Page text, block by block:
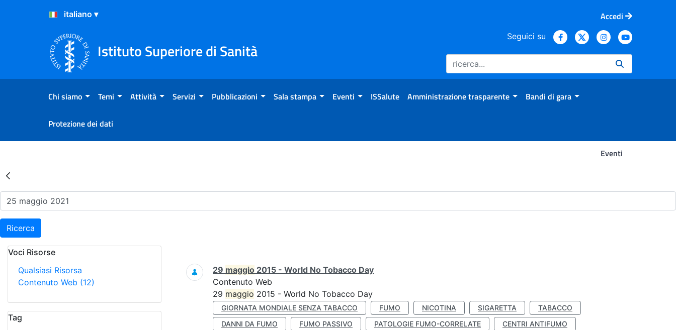
Salta al Contenuto
Salta al Footer
Accedi
Istituto Superiore di Sanità
Seguici su
Chi siamo Temi Attività Servizi Pubblicazioni Sala stampa Eventi ISSalute Amministrazione trasparente Bandi di gara
Protezione dei dati
Eventi
Risultati della Ricerca - Eventi
Ricerca
Voci Risorse
Qualsiasi Risorsa
Contenuto Web (12)
Tag
Ricerca
29 maggio 2015 - World No Tobacco Day
Contenuto Web
29 maggio 2015 - World No Tobacco Day
GIORNATA MONDIALE SENZA TABACCO FUMO NICOTINA SIGARETTA
TABACCO
DANNI DA FUMO
FUMO PASSIVO PATOLOGIE FUMO-CORRELATE
CENTRI ANTIFUMO